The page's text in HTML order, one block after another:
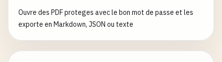
Ouvre des PDF proteges avec le bon mot de passe et les
exporte en Markdown, JSON ou texte